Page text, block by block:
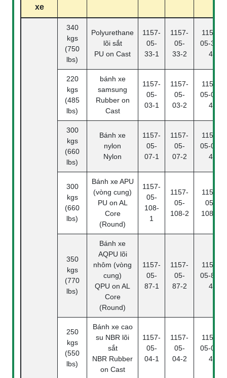
xe
340
kgs
(750
lbs)
Polyurethane
lõi sắt
PU on Cast
1157-
05-
33-1
1157-
05-
33-2
1157-
05-33-
4
220
kgs
(485
lbs)
bánh xe
samsung
Rubber on
Cast
1157-
05-
03-1
1157-
05-
03-2
1157-
05-03-
4
300
kgs
(660
lbs)
Bánh xe
nylon
Nylon
1157-
05-
07-1
1157-
05-
07-2
1157-
05-07-
4
300
kgs
(660
lbs)
Bánh xe APU
(vòng cung)
PU on AL
Core
(Round)
1157-
05-
108-
1
1157-
05-
108-2
1157-
05-
108-4
350
kgs
(770
lbs)
Bánh xe
AQPU lõi
nhôm (vòng
cung)
QPU on AL
Core
(Round)
1157-
05-
87-1
1157-
05-
87-2
1157-
05-87-
4
250
kgs
(550
lbs)
Bánh xe cao
su NBR lõi
sắt
NBR Rubber
on Cast
1157-
05-
04-1
1157-
05-
04-2
1157-
05-04-
4